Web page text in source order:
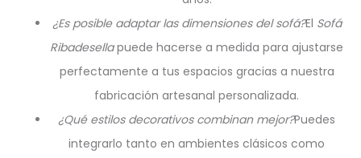
¿Es posible adaptar las dimensiones del sofá?El Sofá
Ribadesellapuede hacerse a medida para ajustarse
perfectamente a tus espacios gracias a nuestra
fabricación artesanal personalizada.
¿Qué estilos decorativos combinan mejor?Puedes
integrarlo tanto en ambientes clásicos como